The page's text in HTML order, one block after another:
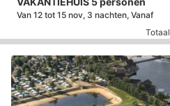
Van 12 tot 15 nov, 3 nachten, Vanaf
Totaal